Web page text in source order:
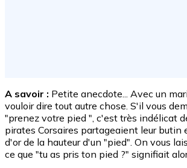
A savoir : Petite anecdote... Avec un
vouloir dire tout autre chose. S'il vous
"prenez votre pied ", c'est très indélicat
pirates Corsaires partageaient leur butin
d'or de la hauteur d'un "pied". On vous
ce que "tu as pris ton pied ?" signifiait